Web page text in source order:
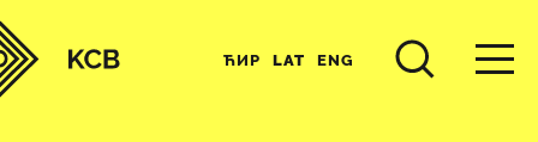
ЋИР LAT ENG